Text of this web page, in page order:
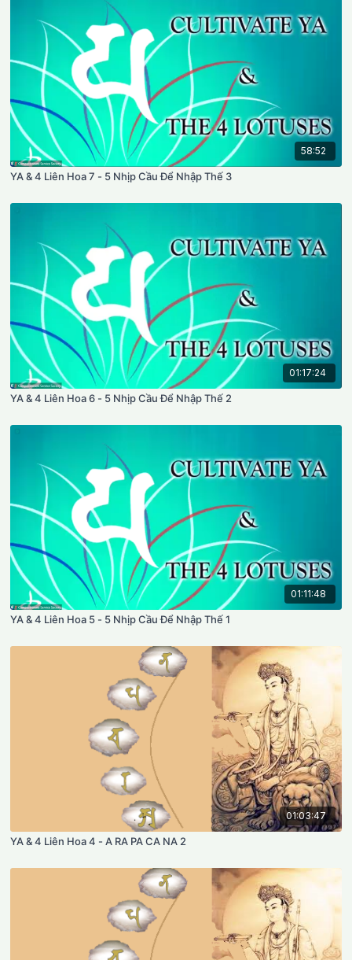
58:52
YA & 4 Liên Hoa 7 - 5 Nhịp Cầu Để Nhập Thế 3
01:17:24
YA & 4 Liên Hoa 6 - 5 Nhịp Cầu Để Nhập Thế 2
01:11:48
YA & 4 Liên Hoa 5 - 5 Nhịp Cầu Để Nhập Thế 1
01:03:47
YA & 4 Liên Hoa 4 - A RA PA CA NA 2